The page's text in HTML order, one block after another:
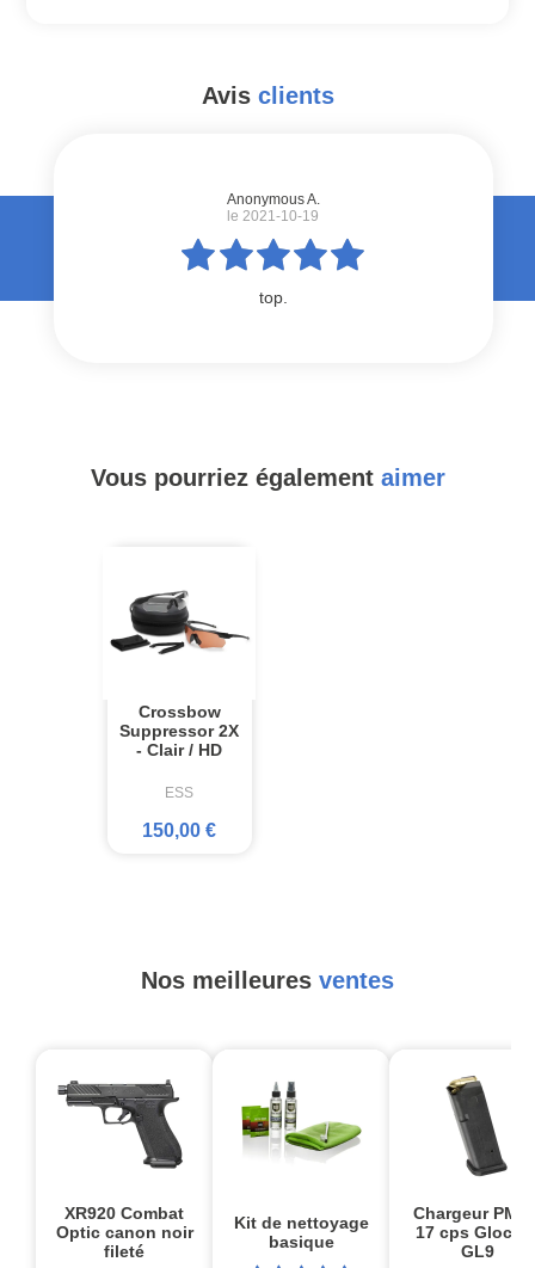
Avis clients
Anonymous A.
le 2021-10-19
top.
Vous pourriez également aimer
Crossbow
Suppressor 2X
- Clair / HD
ESS
150,00 €
Nos meilleures ventes
XR920 Combat
Optic canon noir
fileté
Kit de nettoyage
basique
Chargeur
17 cps
GL9